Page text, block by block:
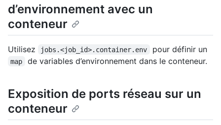
d’environnement avec un
conteneur
Utilisez jobs.<job_id>.container.env pour définir un
map de variables d’environnement dans le conteneur.
Exposition de ports réseau sur un
conteneur